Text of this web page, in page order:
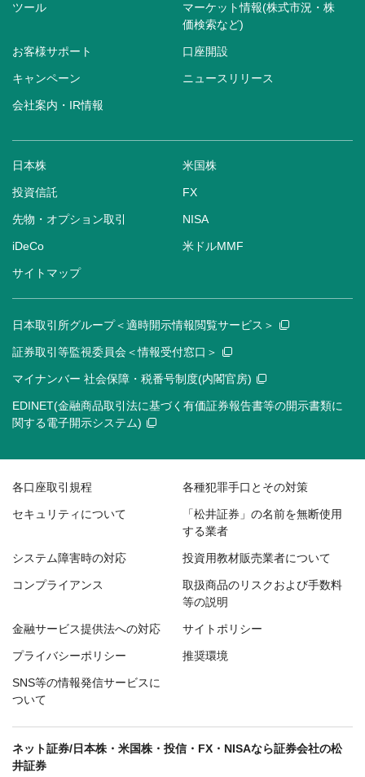
ツール
マーケット情報(株式市況・株
価検索など)
お客様サポート 口座開設
キャンペーン ニュースリリース
会社案内・IR情報
日本株 米国株
投資信託 FX
先物・オプション取引 NISA
iDeCo 米ドルMMF
サイトマップ
日本取引所グループ＜適時開示情報閲覧サービス＞
証券取引等監視委員会＜情報受付窓口＞
マイナンバー 社会保障・税番号制度(内閣官房)
EDINET(金融商品取引法に基づく有価証券報告書等の開示書類に
関する電子開示システム)
各口座取引規程 各種犯罪手口とその対策
セキュリティについて
「松井証券」の名前を無断使用
する業者
システム障害時の対応 投資用教材販売業者について
コンプライアンス
取扱商品のリスクおよび手数料
等の説明
金融サービス提供法への対応 サイトポリシー
プライバシーポリシー 推奨環境
SNS等の情報発信サービスに
ついて
ネット証券/日本株・米国株・投信・FX・NISAなら証券会社の松
井証券